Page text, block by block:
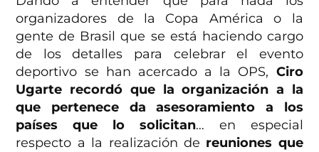
organizadores de la Copa América o la
gente de Brasil que se está haciendo cargo
de los detalles para celebrar el evento
deportivo se han acercado a la OPS, Ciro
Ugarte recordó que la organización a la
que pertenece da asesoramiento a los
países que lo solicitan… en especial
respecto a la realización de reuniones que